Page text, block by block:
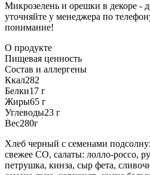
Микрозелень и орешки в декоре -
уточняйте у менеджера по
понимание!
О продукте
Пищевая ценность
Состав и аллергены
Ккал282
Белки17 г
Жиры65 г
Углеводы23 г
Вес280г
Хлеб черный с семенами
свежее СО, салаты: лолло-россо,
петрушка, кинза, сыр фета,